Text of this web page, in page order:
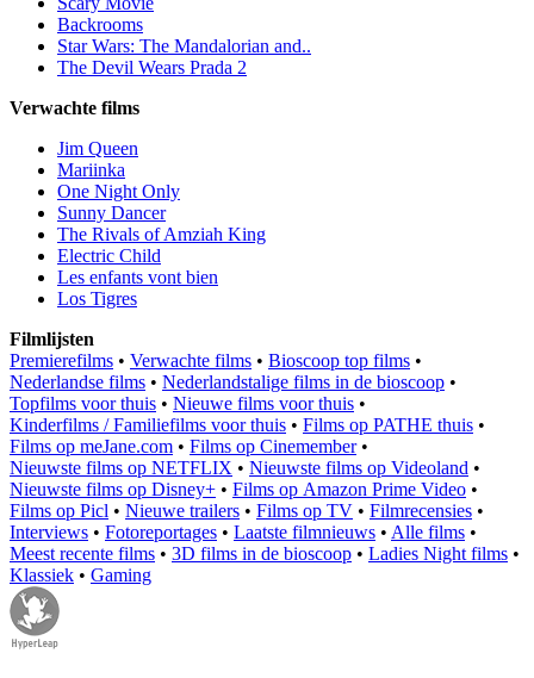
Backrooms
Star Wars: The Mandalorian and..
The Devil Wears Prada 2
Verwachte films
Jim Queen
Mariinka
One Night Only
Sunny Dancer
The Rivals of Amziah King
Electric Child
Les enfants vont bien
Los Tigres
Filmlijsten
Premierefilms • Verwachte films • Bioscoop top films •
Nederlandse films • Nederlandstalige films in de bioscoop •
Topfilms voor thuis • Nieuwe films voor thuis •
Kinderfilms / Familiefilms voor thuis • Films op PATHE thuis •
Films op meJane.com • Films op Cinemember•
Nieuwste films op NETFLIX • Nieuwste films op Videoland •
Nieuwste films op Disney+ • Films op Amazon Prime Video •
Films op Picl • Nieuwe trailers • Films op TV • Filmrecensies •
Interviews • Fotoreportages • Laatste filmnieuws • Alle films •
Meest recente films • 3D films in de bioscoop • Ladies Night films •
Klassiek • Gaming